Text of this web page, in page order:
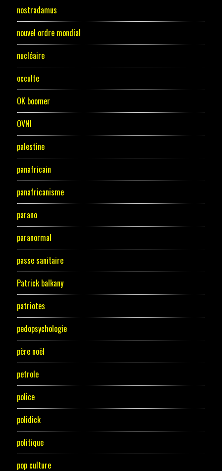
nostradamus
nouvel ordre mondial
nucléaire
occulte
OK boomer
OVNI
palestine
panafricain
panafricanisme
parano
paranormal
passe sanitaire
Patrick balkany
patriotes
pedopsychologie
père noël
petrole
police
polidick
politique
pop culture